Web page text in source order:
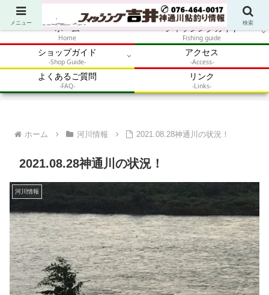
アウトドア・釣り・鮎・自然体験を加速させるメディア
ホーム
Home
フィッシングガイド
Fishing guide
ショップガイド
-Shop Guide-
アクセス
-Access-
よくあるご質問
-FAQ-
リンク
-Links-
ホーム 河川情報 2021.08.28神通川の状況！
2021.08.28神通川の状況！
河川情報
メニュー 検索